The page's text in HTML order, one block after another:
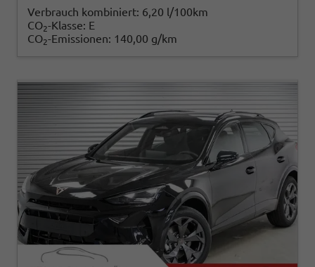
Verbrauch kombiniert: 6,20 l/100km
CO2-Klasse: E
CO2-Emissionen: 140,00 g/km